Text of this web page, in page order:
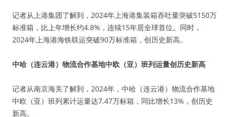
记者从上港集团了解到，2024年上海港集装箱吞吐量突破5150万
标准箱，比上年增长约4.8%，连续15年居全球首位。同时，
2024年上海港海铁联运突破90万标准箱，创历史新高。
中哈（连云港）物流合作基地中欧（亚）班列运量创历史新高
记者从南京海关了解到，2024年，中哈（连云港）物流合作基地
中欧（亚）班列累计运量达7.47万标箱，同比增长13%，创历史
新高。